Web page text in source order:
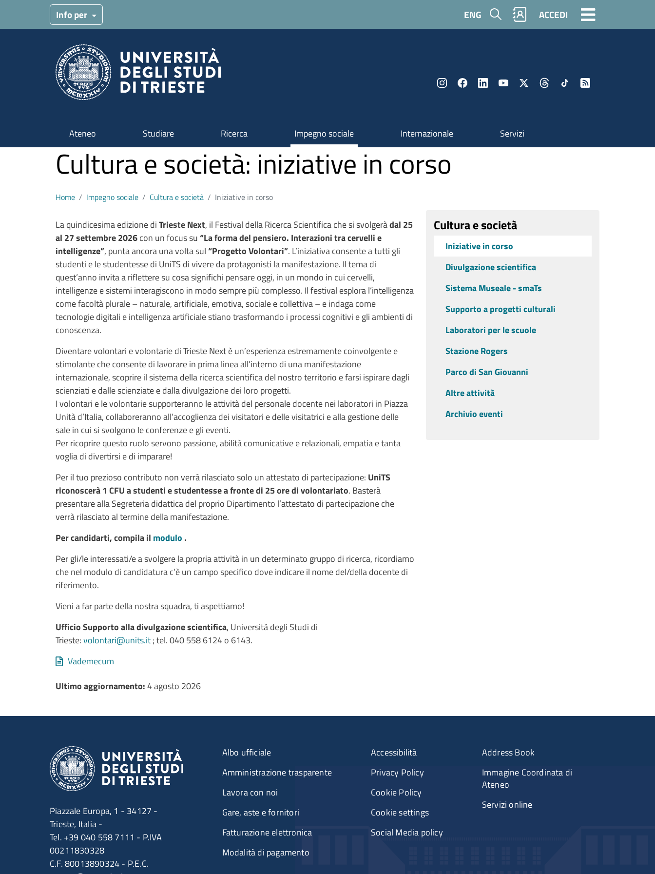
Salta al contenuto principale
Info per ENG Cerca ACCEDI
Ateneo Studiare Ricerca Impegno sociale Internazionale Servizi
Cultura e società: iniziative in corso
Home Impegno sociale Cultura e società Iniziative in corso
Contenuto
La quindicesima edizione diTrieste Next, il Festival della Ricerca Scientifica che si svolgeràdal 25
al 27 settembre 2026con un focus su“La forma del pensiero. Interazioni tra cervelli e
intelligenze”, punta ancora una volta sul“Progetto Volontari”. L’iniziativaconsente a tutti gli
studenti e le studentesse di UniTS di vivere da protagonisti la manifestazione. Il tema di
quest’anno invita a riflettere su cosa significhi pensare oggi, in un mondo in cui cervelli,
intelligenze e sistemi interagiscono in modo sempre più complesso. Il festival esplora l’intelligenza
come facoltà plurale – naturale, artificiale, emotiva, sociale e collettiva – e indaga come
tecnologie digitali e intelligenza artificiale stiano trasformando i processi cognitivi e gli ambienti di
conoscenza.
Diventare volontari e volontarie di Trieste Next è un’esperienza estremamente coinvolgente e
stimolante che consente di lavorare in prima linea all’interno di una manifestazione
internazionale, scoprire il sistema della ricerca scientifica del nostro territorio e farsi ispirare dagli
scienziati e dalle scienziate e dalla divulgazione dei loro progetti.
I volontari e le volontarie supporteranno le attività del personale docente nei laboratori in Piazza
Unità d’Italia, collaboreranno all’accoglienza dei visitatori e delle visitatrici e alla gestione delle
sale in cui si svolgono le conferenze e gli eventi.
Per ricoprire questo ruolo servono passione, abilità comunicative e relazionali, empatia e tanta
voglia di divertirsi e di imparare!
Per il tuo prezioso contributo non verrà rilasciato solo un attestato di partecipazione: UniTS
riconoscerà 1 CFU a studenti e studentesse a fronte di 25 ore di volontariato. Basterà
presentare alla Segreteria didattica del proprio Dipartimento l’attestato di partecipazione che
verrà rilasciato al termine della manifestazione.
Per candidarti, compila il modulo .
Per gli/le interessati/e a svolgere la propria attività in un determinato gruppo di ricerca, ricordiamo
che nel modulo di candidatura c’è un campo specifico dove indicare il nome del/della docente di
riferimento.
Vieni a far parte della nostra squadra, ti aspettiamo!
Ufficio Supporto alla divulgazione scientifica, Università degli Studi di
Trieste:volontari@units.it; tel. 040 558 6124 o 6143.
Allegati
Document
Vademecum
Ultimo aggiornamento
Ultimo aggiornamento:4 agosto 2026
Cultura e società
Iniziative in corso
Divulgazione scientifica
Sistema Museale - smaTs
Supporto a progetti culturali
Laboratori per le scuole
Stazione Rogers
Parco di San Giovanni
Altre attività
Archivio eventi
Piazzale Europa, 1 - 34127 -
Trieste, Italia -
Tel. +39 040 558 7111 - P.IVA
00211830328
C.F. 80013890324 - P.E.C.
Albo ufficiale
Amministrazione trasparente
Lavora con noi
Gare, aste e fornitori
Fatturazione elettronica
Modalità di pagamento
Accessibilità
Privacy Policy
Cookie Policy
Cookie settings
Social Media policy
Address Book
Immagine Coordinata di
Ateneo
Servizi online